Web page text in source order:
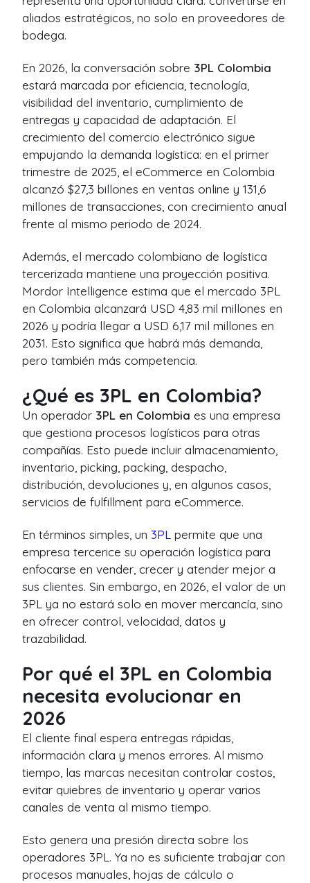
aliados estratégicos, no solo en proveedores de
bodega.
En 2026, la conversación sobre 3PL Colombia
estará marcada por eficiencia, tecnología,
visibilidad del inventario, cumplimiento de
entregas y capacidad de adaptación. El
crecimiento del comercio electrónico sigue
empujando la demanda logística: en el primer
trimestre de 2025, el eCommerce en Colombia
alcanzó $27,3 billones en ventas online y 131,6
millones de transacciones, con crecimiento anual
frente al mismo periodo de 2024.
Además, el mercado colombiano de logística
tercerizada mantiene una proyección positiva.
Mordor Intelligence estima que el mercado 3PL
en Colombia alcanzará USD 4,83 mil millones en
2026 y podría llegar a USD 6,17 mil millones en
2031. Esto significa que habrá más demanda,
pero también más competencia.
¿Qué es 3PL en Colombia?
Un operador 3PL en Colombia es una empresa
que gestiona procesos logísticos para otras
compañías. Esto puede incluir almacenamiento,
inventario, picking, packing, despacho,
distribución, devoluciones y, en algunos casos,
servicios de fulfillment para eCommerce.
En términos simples, un 3PL permite que una
empresa tercerice su operación logística para
enfocarse en vender, crecer y atender mejor a
sus clientes. Sin embargo, en 2026, el valor de un
3PL ya no estará solo en mover mercancía, sino
en ofrecer control, velocidad, datos y
trazabilidad.
Por qué el 3PL en Colombia
necesita evolucionar en
2026
El cliente final espera entregas rápidas,
información clara y menos errores. Al mismo
tiempo, las marcas necesitan controlar costos,
evitar quiebres de inventario y operar varios
canales de venta al mismo tiempo.
Esto genera una presión directa sobre los
operadores 3PL. Ya no es suficiente trabajar con
procesos manuales, hojas de cálculo o